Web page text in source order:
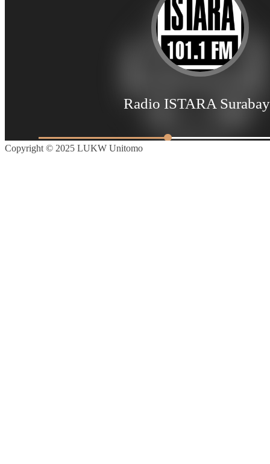
Copyright © 2025 LUKW Unitomo